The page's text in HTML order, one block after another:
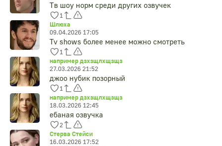
Тв шоу норм среди других озвучек
1
Шлюха
09.04.2026 17:05
Tv shows более менее можно смотреть
1
например дзхзщлхщзщз
27.03.2026 21:52
джоо нубик позорный
1
например дзхзщлхщзщз
18.03.2026 12:45
ебаная озвучка
2
Стерва Стейси
16.03.2026 17:52